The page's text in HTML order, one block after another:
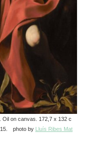
on canvas. 172,7 x 132 c
photo by
Lluís Ribes Mat